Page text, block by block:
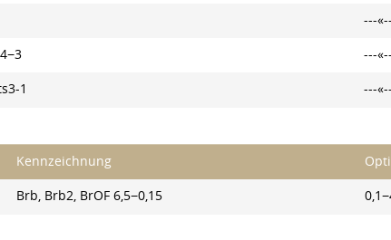
---
---
1 ---
Kennzeichnung
Brb, Brb2, BrOF 6,5−0,15